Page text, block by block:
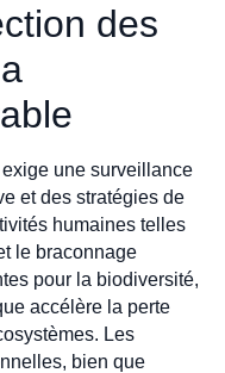
des
une surveillance
et des stratégies de
humaines telles
le braconnage
pour la biodiversité,
accélère la perte
Les
bien que